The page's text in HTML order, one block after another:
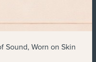
Sound, Worn on Skin